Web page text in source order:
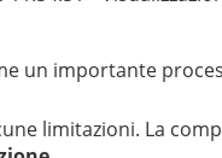
un importante
limitazioni. La